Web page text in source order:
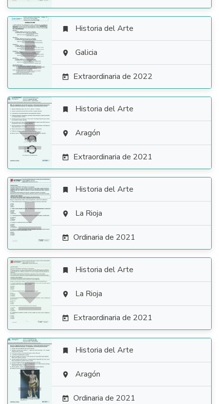

 Historia del Arte
 Galicia
 Extraordinaria de 2022

 Historia del Arte
 Aragón
 Extraordinaria de 2021

 Historia del Arte
 La Rioja
 Ordinaria de 2021

 Historia del Arte
 La Rioja
 Extraordinaria de 2021

 Historia del Arte
 Aragón
 Ordinaria de 2021